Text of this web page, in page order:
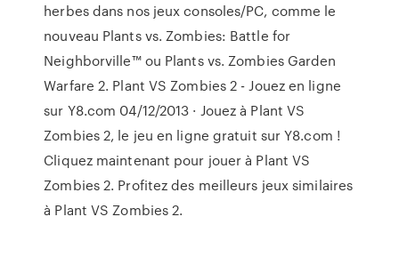
herbes dans nos jeux consoles/PC, comme le
nouveau Plants vs. Zombies: Battle for
Neighborville™ ou Plants vs. Zombies Garden
Warfare 2. Plant VS Zombies 2 - Jouez en ligne
sur Y8.com 04/12/2013 · Jouez à Plant VS
Zombies 2, le jeu en ligne gratuit sur Y8.com !
Cliquez maintenant pour jouer à Plant VS
Zombies 2. Profitez des meilleurs jeux similaires
à Plant VS Zombies 2.